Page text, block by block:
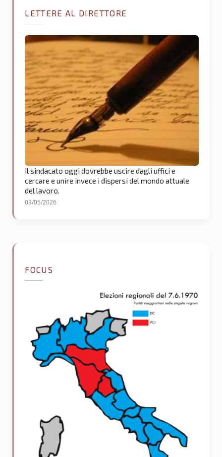
LETTERE AL DIRETTORE
Il sindacato oggi dovrebbe uscire dagli uffici e
cercare e unire invece i dispersi del mondo attuale
del lavoro.
03/05/2026
FOCUS